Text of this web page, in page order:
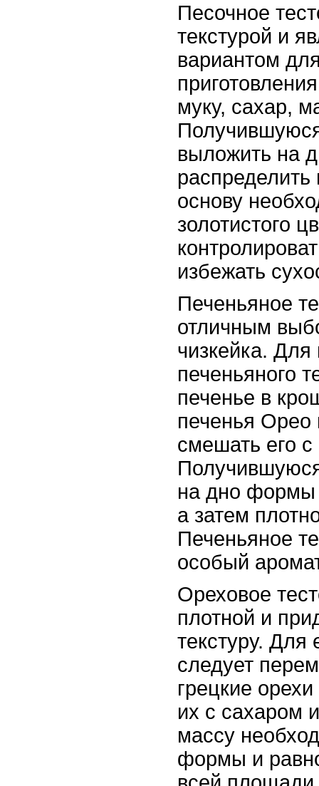
Песочное
текстурой и
вариантом
муку, сахар,
выложить на
основу
золотистого
избежать
Печеньяное
отличным
чизкейка. Для
печеньяного
печенье в
печенья
смешать его
на дно формы
а затем
Печеньяное
особый
Ореховое
плотной и
текстуру. Для
следует
грецкие
их с сахаром
массу
формы и